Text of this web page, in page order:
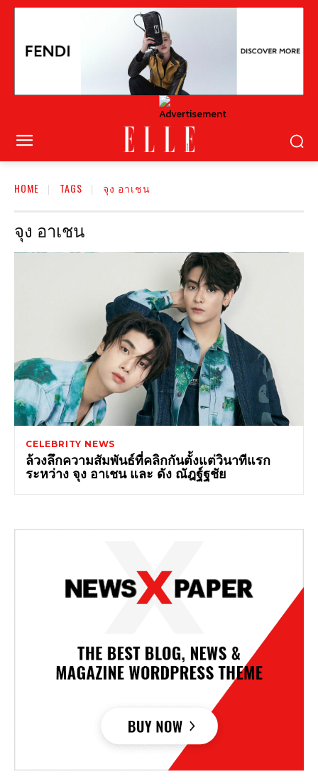
HOME TAGS จุง อาเชน
จุง อาเชน
CELEBRITY NEWS
ล้วงลึกความสัมพันธ์ที่คลิกกันตั้งแต่วินาทีแรก
ระหว่าง จุง อาเชน และ ดัง ณัฎฐ์ฐชัย